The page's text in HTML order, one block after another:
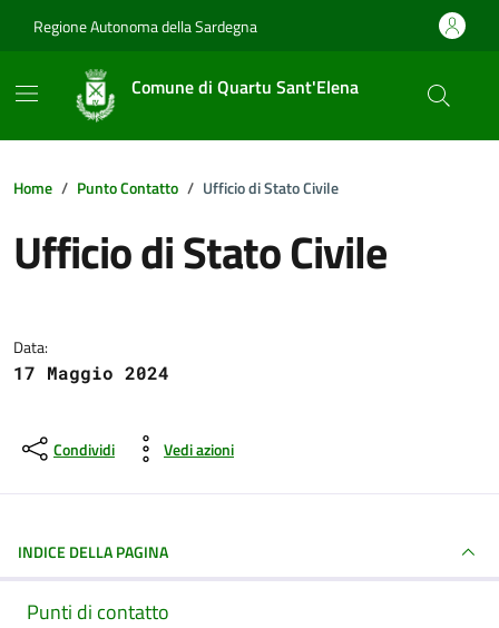
Regione Autonoma della Sardegna
Comune di Quartu Sant'Elena
Home Punto Contatto Ufficio di Stato Civile
Ufficio di Stato Civile
Data:
17 Maggio 2024
Condividi Vedi azioni
INDICE DELLA PAGINA
Punti di contatto